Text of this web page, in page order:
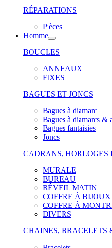
RÉPARATIONS
Pièces
Homme
BOUCLES
ANNEAUX
FIXES
BAGUES ET JONCS
Bagues à diamant
Bagues à diamants &
Bagues fantaisies
Joncs
CADRANS, HORLOGES
MURALE
BUREAU
RÉVEIL MATIN
COFFRE À BIJOUX
COFFRE À
DIVERS
CHAINES, BRACELETS